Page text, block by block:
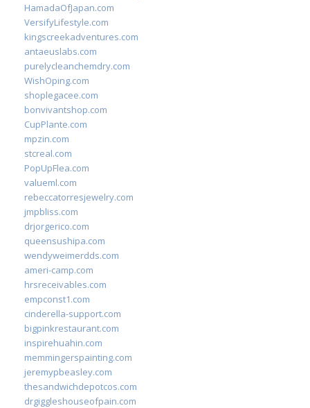
HamadaOfJapan.com
VersifyLifestyle.com
kingscreekadventures.com
antaeuslabs.com
purelycleanchemdry.com
WishOping.com
shoplegacee.com
bonvivantshop.com
CupPlante.com
mpzin.com
stcreal.com
PopUpFlea.com
valueml.com
rebeccatorresjewelry.com
jmpbliss.com
drjorgerico.com
queensushipa.com
wendyweimerdds.com
ameri-camp.com
hrsreceivables.com
empconst1.com
cinderella-support.com
bigpinkrestaurant.com
inspirehuahin.com
memmingerspainting.com
jeremypbeasley.com
thesandwichdepotcos.com
drgiggleshouseofpain.com